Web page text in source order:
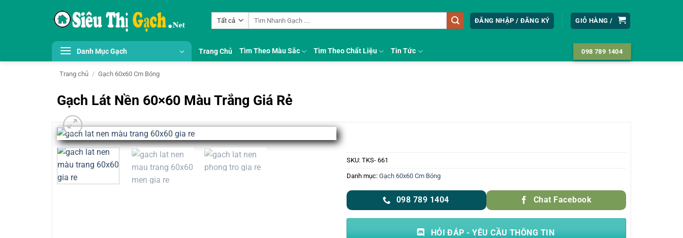
Tìm
ĐĂNG NHẬP / ĐĂNG KÝ GIỎ HÀNG /
Danh Mục Gạch Trang Chủ Tìm Theo Màu Sắc Tìm Theo Chất Liệu Tin Tức 098 789 1404
Trang chủ / Gạch 60x60 Cm Bóng
Gạch Lát Nền 60×60 Màu Trắng Giá Rẻ
SKU: TKS- 661
Danh mục: Gạch 60x60 Cm Bóng
098 789 1404 Chat Facebook
HỎI ĐÁP - YÊU CẦU THÔNG TIN